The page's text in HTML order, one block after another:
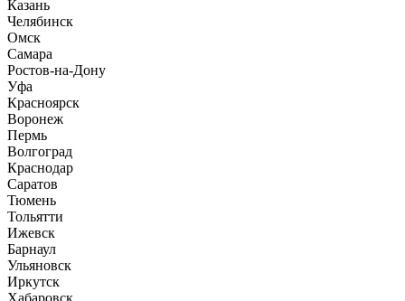
Казань
Челябинск
Омск
Самара
Ростов-на-Дону
Уфа
Красноярск
Воронеж
Пермь
Волгоград
Краснодар
Саратов
Тюмень
Тольятти
Ижевск
Барнаул
Ульяновск
Иркутск